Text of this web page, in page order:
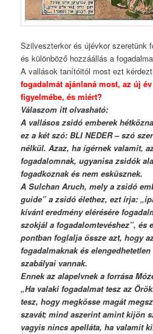
Szilveszterkor és újévkor szeretünk
és különböző hozzáállás a
A vallások tanítóitól most ezt
fogadalmát ajánlaná most, az új
figyelmébe, és miért?
Válaszom itt olvasható:
A vallásos zsidó emberek
ez a két szó: BLI NEDER – szó
nélkül. Azaz, ha ígérnek valamit,
fogadalomnak, ugyanisa zsidók
fogadkoznak és nem esküsznek.
A Sulchan Aruch, mely a zsidó
guide” a zsidó élethez, ezt írja:
kívánt eredmény elérésére
szokjál a fogadalomtevéshez”, és
pontban foglalja össze azt, hogy
fogadalmaknak és
szabályai vannak.
Ennek az alapelvnek a forrása
„Ha valaki fogadalmat tesz az
tesz, hogy megkösse magát
szavát; mind aszerint amint kijön
vagyis nincs apelláta, ha valamit